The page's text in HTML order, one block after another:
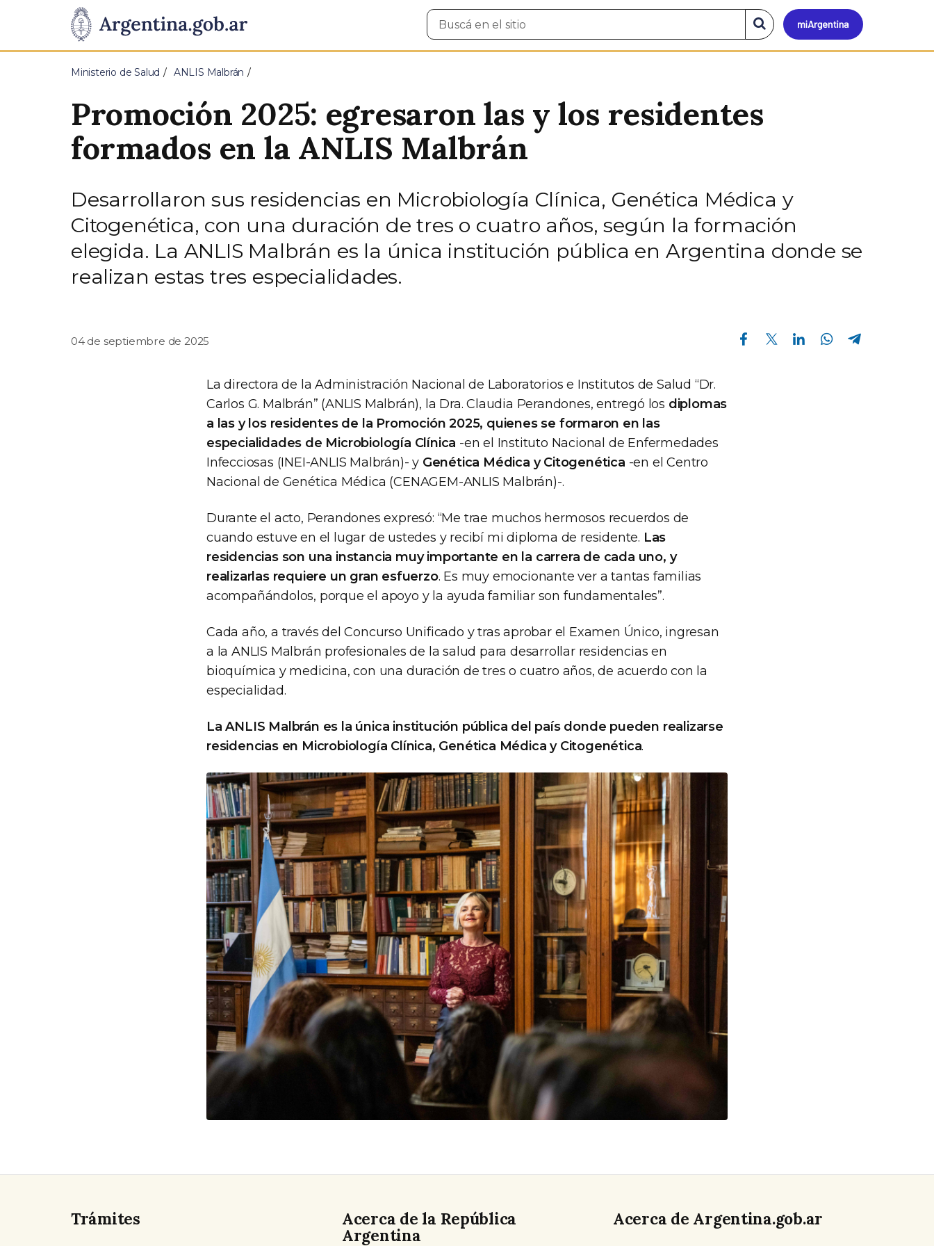
Presidencia
de
Pasar al contenido principal
Mi
Buscar
en
Buscar
en
el
Ministerio de Salud ANLIS Malbrán
Promoción 2025: egresaron las y los residentes
formados en la ANLIS Malbrán
Desarrollaron sus residencias en Microbiología Clínica, Genética Médica y
Citogenética, con una duración de tres o cuatro años, según la formación
elegida. La ANLIS Malbrán es la única institución pública en Argentina donde se
realizan estas tres especialidades.
04 de septiembre de 2025
Compartir en Facebook Compartir en Twitter Compartir en Linkedin Compartir en Whatsapp
La directora de la Administración Nacional de Laboratorios e Institutos de Salud “Dr.
Carlos G. Malbrán” (ANLIS Malbrán), la Dra. Claudia Perandones, entregó los diplomas
a las y los residentes de la Promoción 2025, quienes se formaron en las
especialidades de Microbiología Clínica -en el Instituto Nacional de Enfermedades
Infecciosas (INEI-ANLIS Malbrán)- y Genética Médica y Citogenética -en el Centro
Nacional de Genética Médica (CENAGEM-ANLIS Malbrán)-.
Durante el acto, Perandones expresó: “Me trae muchos hermosos recuerdos de
cuando estuve en el lugar de ustedes y recibí mi diploma de residente. Las
residencias son una instancia muy importante en la carrera de cada uno, y
realizarlas requiere un gran esfuerzo. Es muy emocionante ver a tantas familias
acompañándolos, porque el apoyo y la ayuda familiar son fundamentales”.
Cada año, a través del Concurso Unificado y tras aprobar el Examen Único, ingresan
a la ANLIS Malbrán profesionales de la salud para desarrollar residencias en
bioquímica y medicina, con una duración de tres o cuatro años, de acuerdo con la
especialidad.
La ANLIS Malbrán es la única institución pública del país donde pueden realizarse
residencias en Microbiología Clínica, Genética Médica y Citogenética.
Trámites
Acerca de la República
Argentina
Acerca de Argentina.gob.ar